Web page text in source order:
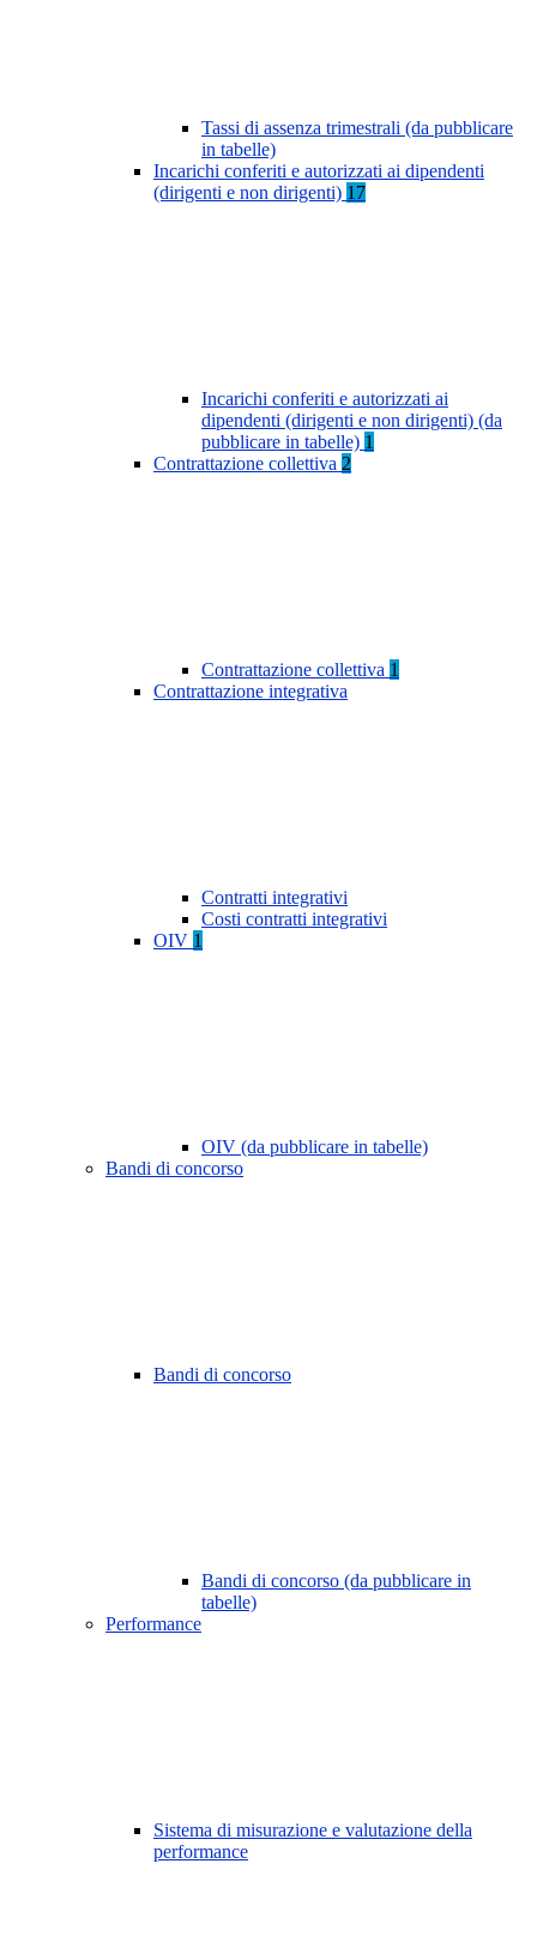
Tassi di assenza trimestrali (da pubblicare
in tabelle)
Incarichi conferiti e autorizzati ai dipendenti
(dirigenti e non dirigenti) 17
Incarichi conferiti e autorizzati ai
dipendenti (dirigenti e non dirigenti) (da
pubblicare in tabelle) 1
Contrattazione collettiva 2
Contrattazione collettiva 1
Contrattazione integrativa
Contratti integrativi
Costi contratti integrativi
OIV 1
OIV (da pubblicare in tabelle)
Bandi di concorso
Bandi di concorso
Bandi di concorso (da pubblicare in
tabelle)
Performance
Sistema di misurazione e valutazione della
performance